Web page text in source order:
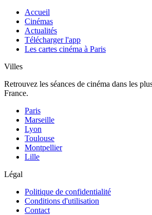
Accueil
Cinémas
Actualités
Télécharger l'app
Les cartes cinéma à Paris
Villes
Retrouvez les séances de cinéma dans les
France.
Paris
Marseille
Lyon
Toulouse
Montpellier
Lille
Légal
Politique de confidentialité
Conditions d'utilisation
Contact